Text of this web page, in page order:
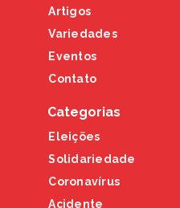
Artigos
Variedades
Eventos
Contato
Categorias
Eleições
Solidariedade
Coronavírus
Acidente